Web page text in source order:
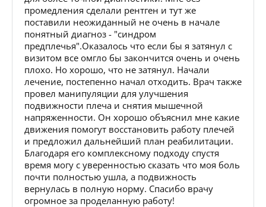
промедления сделали рентген и тут же
поставили неожиданный не очень в начале
понятный диагноз - "синдром
предплечья".Оказалось что если бы я затянул с
визитом все омгло бы закончится очень и очень
плохо. Но хорошо, что не затянул. Начали
лечение, постепенно начал отходить. Врач также
провел манипуляции для улучшения
подвижности плеча и снятия мышечной
напряженности. Он хорошо объяснил мне какие
движения помогут восстановить работу плечей
и предложил дальнейший план реабилитации.
Благодаря его комплексному подходу спустя
время могу с уверенностью сказать что моя боль
почти полностью ушла, а подвижность
вернулась в полную норму. Спасибо врачу
огромное за проделанную работу!